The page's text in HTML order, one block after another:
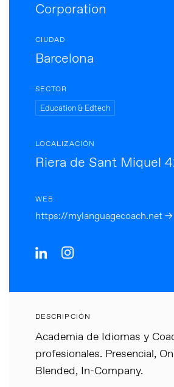
Corporation
CIUDAD
Barcelona
SECTOR
Education & Edtech
LOCALIZACIÓN
Riera de Sant Miquel
WEB
https://mylanguagecoach.net →
DESCRIPCIÓN
Academia de Idiomas y
profesionales. Presencial,
Blended, In-Company.